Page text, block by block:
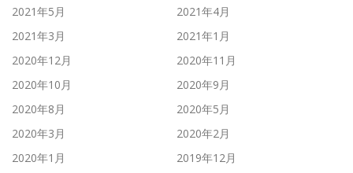
2021年5月
2021年4月
2021年3月
2021年1月
2020年12月
2020年11月
2020年10月
2020年9月
2020年8月
2020年5月
2020年3月
2020年2月
2020年1月
2019年12月